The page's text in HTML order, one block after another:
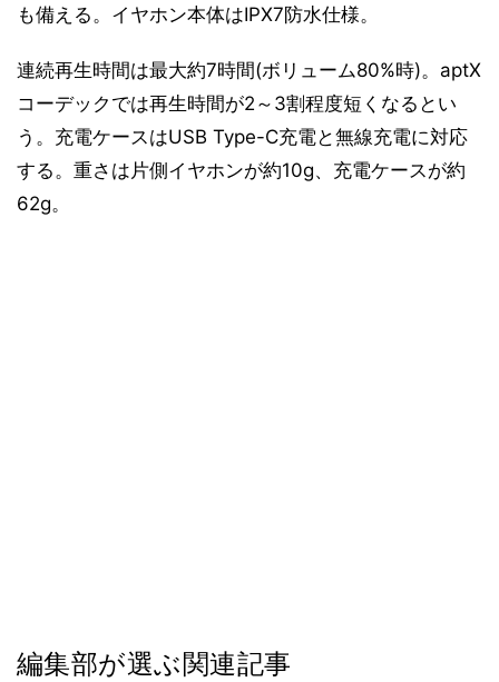
も備える。イヤホン本体はIPX7防水仕様。
連続再生時間は最大約7時間(ボリューム80%時)。aptX
コーデックでは再生時間が2～3割程度短くなるとい
う。充電ケースはUSB Type-C充電と無線充電に対応
する。重さは片側イヤホンが約10g、充電ケースが約
62g。
編集部が選ぶ関連記事